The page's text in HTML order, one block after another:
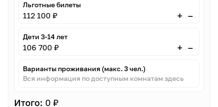
Льготные билеты
112 100 ₽ + –
Дети 3-14 лет
106 700 ₽ + –
Варианты проживания (макс. 3 чел.)
Вся информация по доступным комнатам здесь
Итого: 0 ₽